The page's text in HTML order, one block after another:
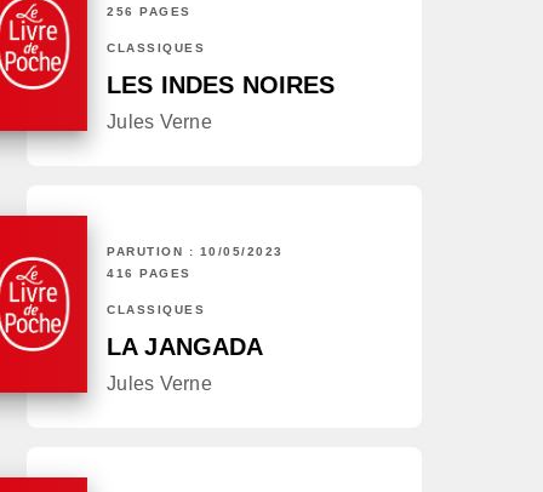
256 PAGES
CLASSIQUES
LES INDES NOIRES
Jules Verne
PARUTION : 10/05/2023
416 PAGES
CLASSIQUES
LA JANGADA
Jules Verne